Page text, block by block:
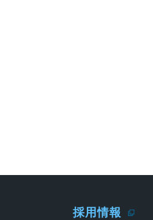
採用情報